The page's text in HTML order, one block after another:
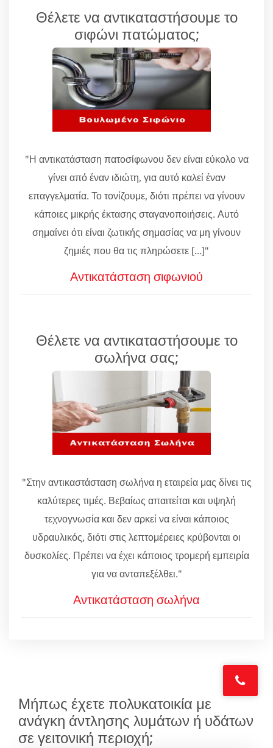
Θέλετε να αντικαταστήσουμε το
σιφώνι πατώματος;
"Η αντικατάσταση πατοσίφωνου δεν είναι εύκολο να
γίνει από έναν ιδιώτη, για αυτό καλεί έναν
επαγγελματία. Το τονίζουμε, διότι πρέπει να γίνουν
κάποιες μικρής έκτασης σταγανοποιήσεις. Αυτό
σημαίνει ότι είναι ζωτικής σημασίας να μη γίνουν
ζημιές που θα τις πληρώσετε [...]"
Αντικατάσταση σιφωνιού
Θέλετε να αντικαταστήσουμε το
σωλήνα σας;
"Στην αντικαστάσταση σωλήνα η εταιρεία μας δίνει τις
καλύτερες τιμές. Βεβαίως απαιτείται και υψηλή
τεχνογνωσία και δεν αρκεί να είναι κάποιος
υδραυλικός, διότι στις λεπτομέρειες κρύβονται οι
δυσκολίες. Πρέπει να έχει κάποιος τρομερή εμπειρία
για να ανταπεξέλθει."
Αντικατάσταση σωλήνα
Μήπως έχετε πολυκατοικία με
ανάγκη άντλησης λυμάτων ή υδάτων
σε γειτονική περιοχή;